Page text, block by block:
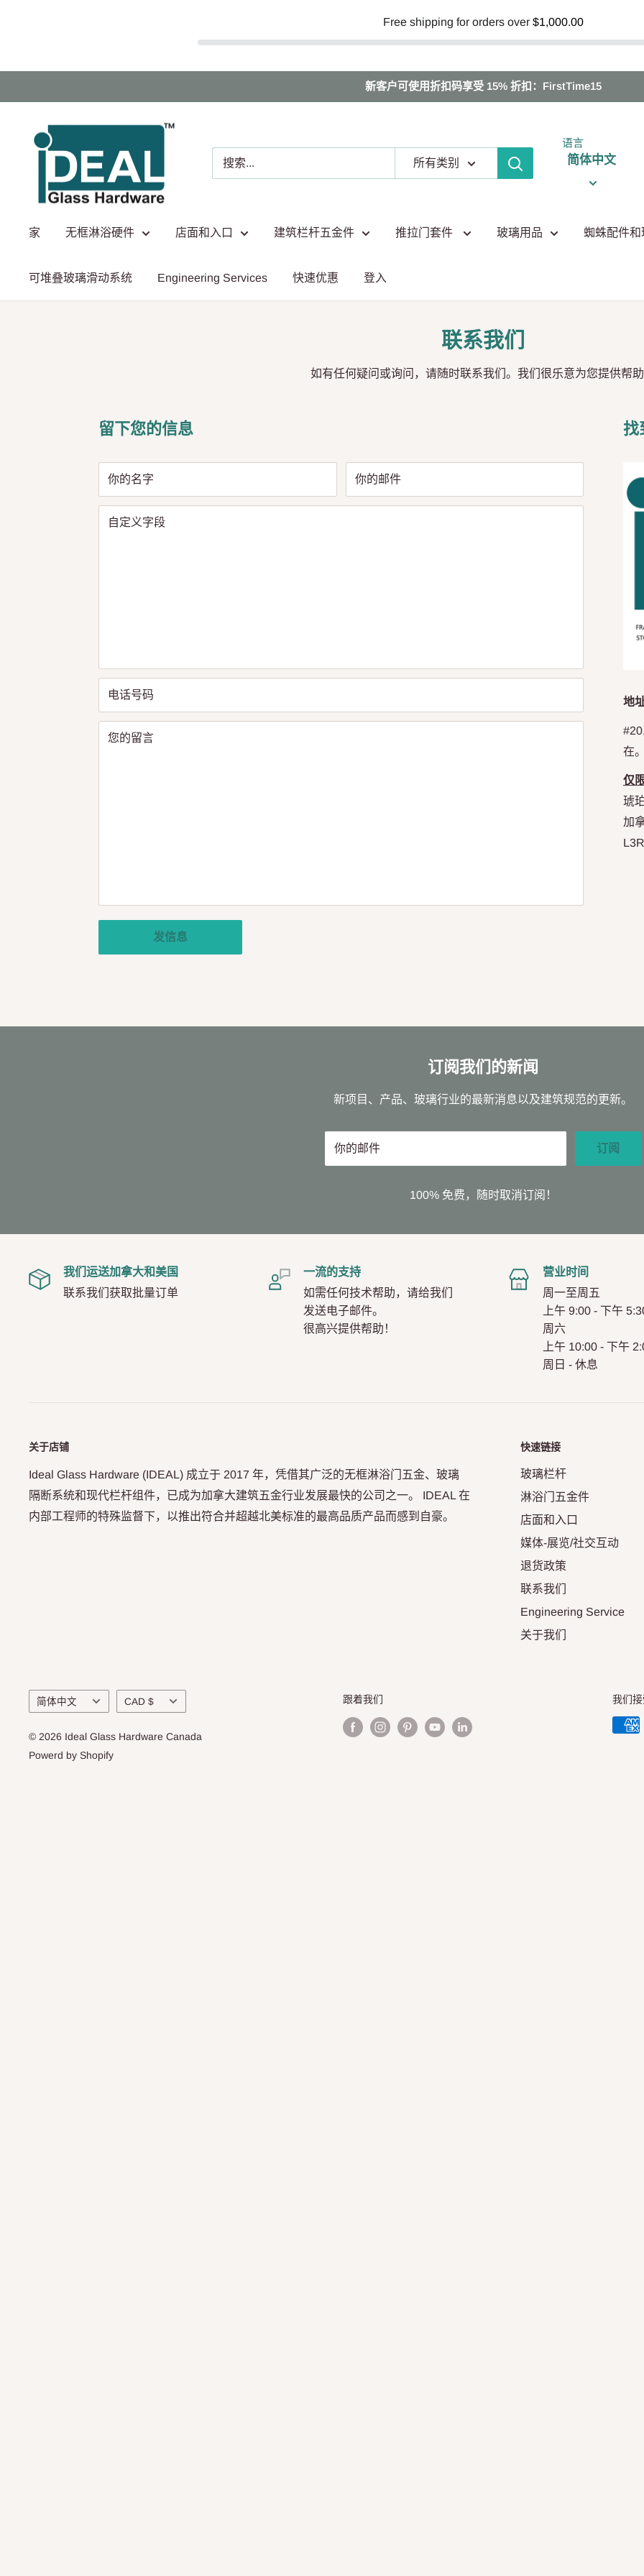
Free shipping for orders over $1,000.00
至
新客户可使用折扣码享受 15% 折扣：FirstTime15
Ideal
Glass
Hardware
Canada
所有类别
语言
简体中文
家 无框淋浴硬件 店面和入口 建筑栏杆五金件 推拉门套件 玻璃用品 蜘蛛配件
可堆叠玻璃滑动系统 Engineering Services 快速优惠 登入
联系我们
如有任何疑问或询问，请随时联系我们。我们很乐意为您提供帮
留下您的信息
你的名字 你的邮件
自定义字段
电话号码
您的留言
发信息
找
地
在
仅
琥
加
订阅我们的新闻
新项目、产品、玻璃行业的最新消息以及建筑规范的更新。
你的邮件 订阅
100% 免费，随时取消订阅！
我们运送加拿大和美国
联系我们获取批量订单
一流的支持
如需任何技术帮助，请给我们
发送电子邮件。
很高兴提供帮助！
营业时间
周一至周五
上午 9:00 - 下午
周六
上午 10:00 - 下午
周日 - 休息
关于店铺
Ideal Glass Hardware (IDEAL) 成立于 2017 年，凭借其广泛的无框淋浴门五金、玻璃
隔断系统和现代栏杆组件，已成为加拿大建筑五金行业发展最快的公司之一。 IDEAL 在
内部工程师的特殊监督下，以推出符合并超越北美标准的最高品质产品而感到自豪。
快速链接
玻璃栏杆
淋浴门五金件
店面和入口
媒体-展览/社交互动
退货政策
联系我们
Engineering Service
关于我们
语简体中文
货CAD $
© 2026 Ideal Glass Hardware Canada
Powerd by Shopify
跟着我们 我们